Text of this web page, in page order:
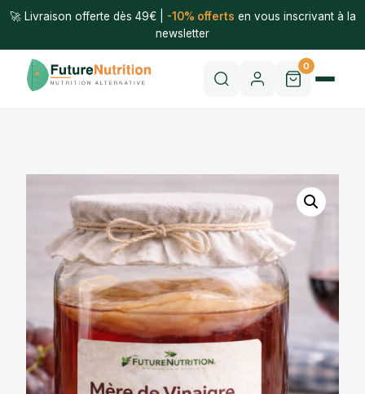
🚀 Livraison offerte dès 49€ | -10% offerts en vous inscrivant à la
newsletter
0